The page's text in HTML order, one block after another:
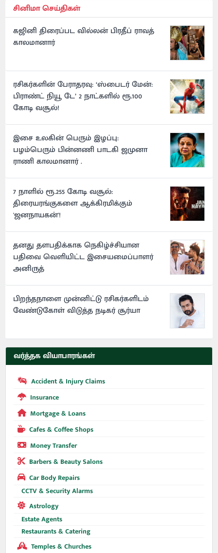
சினிமா செய்திகள்
கஜினி திரைப்பட வில்லன் பிரதீப் ராவத்
காலமானார்
ரசிகர்களின் பேராதரவு: ‘ஸ்பைடர் மேன்:
பிராண்ட் நியூ டே’ 2 நாட்களில் ரூ.100
கோடி வசூல்!
இசை உலகின் பெரும் இழப்பு:
பழம்பெரும் பின்னணி பாடகி ஜமுனா
ராணி காலமானார் .
7 நாளில் ரூ.255 கோடி வசூல்:
திரையரங்குகளை ஆக்கிரமிக்கும்
'ஜனநாயகன்'!
தனது தளபதிக்காக நெகிழ்ச்சியான
பதிவை வெளியிட்ட இசையமைப்பாளர்
அனிருத்
பிறந்தநாளை முன்னிட்டு ரசிகர்களிடம்
வேண்டுகோள் விடுத்த நடிகர் சூர்யா
வர்த்தக வியாபாரங்கள்
Accident & Injury Claims
Insurance
Mortgage & Loans
Cafes & Coffee Shops
Money Transfer
Barbers & Beauty Salons
Car Body Repairs
CCTV & Security Alarms
Astrology
Estate Agents
Restaurants & Catering
Temples & Churches